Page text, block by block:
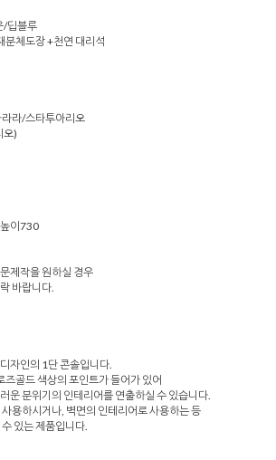
/딥블루
체도장 +천연 대리석
라/스타투아리오
오)
이730
제작을 원하실 경우
바랍니다.
자인의 1단 콘솔입니다.
즈골드 색상의 포인트가 들어가 있어
운 분위기의 인테리어를 연출하실 수 있습니다.
용하시거나, 벽면의 인테리어로 사용하는 등
있는 제품입니다.